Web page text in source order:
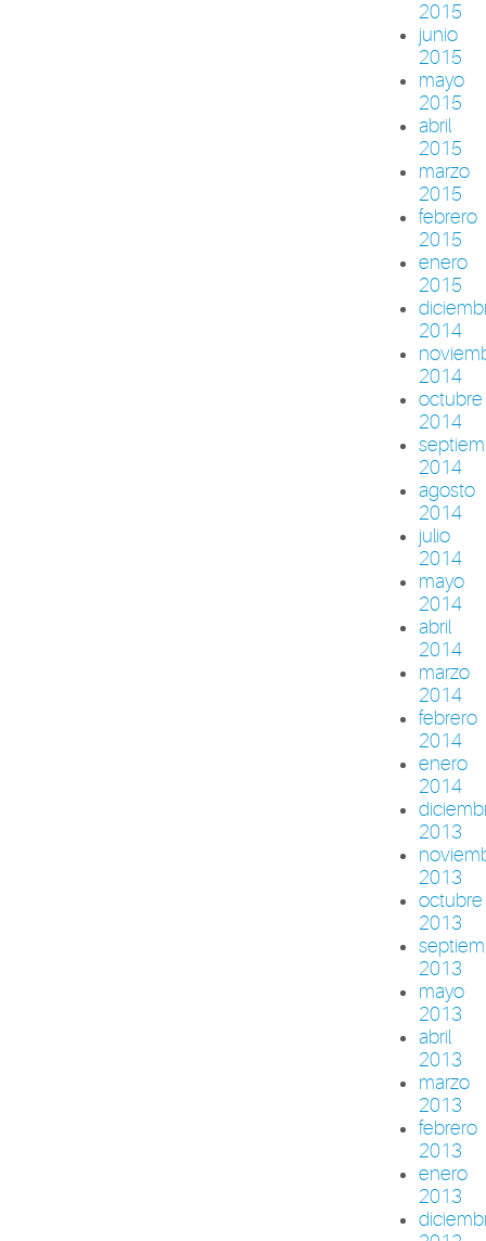
2015
junio
2015
mayo
2015
abril
2015
marzo
2015
febrero
2015
enero
2015
2014
2014
octubre
2014
2014
agosto
2014
julio
2014
mayo
2014
abril
2014
marzo
2014
febrero
2014
enero
2014
2013
2013
octubre
2013
2013
mayo
2013
abril
2013
marzo
2013
febrero
2013
enero
2013